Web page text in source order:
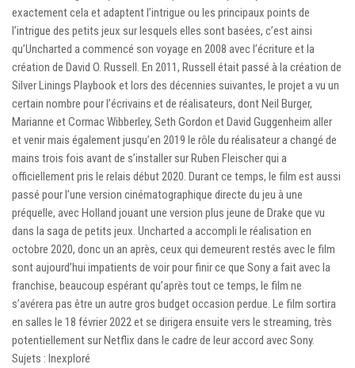
exactement cela et adaptent l’intrigue ou les principaux points de
l’intrigue des petits jeux sur lesquels elles sont basées, c’est ainsi
qu’Uncharted a commencé son voyage en 2008 avec l’écriture et la
création de David O. Russell. En 2011, Russell était passé à la création de
Silver Linings Playbook et lors des décennies suivantes, le projet a vu un
certain nombre pour l’écrivains et de réalisateurs, dont Neil Burger,
Marianne et Cormac Wibberley, Seth Gordon et David Guggenheim aller
et venir mais également jusqu’en 2019 le rôle du réalisateur a changé de
mains trois fois avant de s’installer sur Ruben Fleischer qui a
officiellement pris le relais début 2020. Durant ce temps, le film est aussi
passé pour l’une version cinématographique directe du jeu à une
préquelle, avec Holland jouant une version plus jeune de Drake que vu
dans la saga de petits jeux. Uncharted a accompli le réalisation en
octobre 2020, donc un an après, ceux qui demeurent restés avec le film
sont aujourd’hui impatients de voir pour finir ce que Sony a fait avec la
franchise, beaucoup espérant qu’après tout ce temps, le film ne
s’avérera pas être un autre gros budget occasion perdue. Le film sortira
en salles le 18 février 2022 et se dirigera ensuite vers le streaming, très
potentiellement sur Netflix dans le cadre de leur accord avec Sony.
Sujets : Inexploré